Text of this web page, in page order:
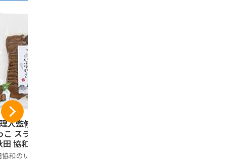
人監修] いぶり
こ スライス 150
協和 漬物 お
み ギフト 燻製
和のいぶりがっ